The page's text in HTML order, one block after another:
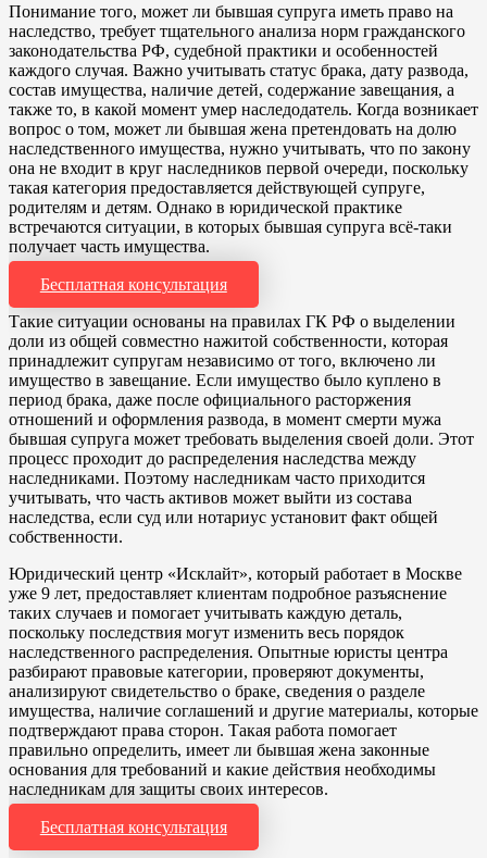
Понимание того, может ли бывшая супруга иметь право на
наследство, требует тщательного анализа норм гражданского
законодательства РФ, судебной практики и особенностей
каждого случая. Важно учитывать статус брака, дату развода,
состав имущества, наличие детей, содержание завещания, а
также то, в какой момент умер наследодатель. Когда возникает
вопрос о том, может ли бывшая жена претендовать на долю
наследственного имущества, нужно учитывать, что по закону
она не входит в круг наследников первой очереди, поскольку
такая категория предоставляется действующей супруге,
родителям и детям. Однако в юридической практике
встречаются ситуации, в которых бывшая супруга всё-таки
получает часть имущества.
Бесплатная консультация
Такие ситуации основаны на правилах ГК РФ о выделении
доли из общей совместно нажитой собственности, которая
принадлежит супругам независимо от того, включено ли
имущество в завещание. Если имущество было куплено в
период брака, даже после официального расторжения
отношений и оформления развода, в момент смерти мужа
бывшая супруга может требовать выделения своей доли. Этот
процесс проходит до распределения наследства между
наследниками. Поэтому наследникам часто приходится
учитывать, что часть активов может выйти из состава
наследства, если суд или нотариус установит факт общей
собственности.
Юридический центр «Исклайт», который работает в Москве
уже 9 лет, предоставляет клиентам подробное разъяснение
таких случаев и помогает учитывать каждую деталь,
поскольку последствия могут изменить весь порядок
наследственного распределения. Опытные юристы центра
разбирают правовые категории, проверяют документы,
анализируют свидетельство о браке, сведения о разделе
имущества, наличие соглашений и другие материалы, которые
подтверждают права сторон. Такая работа помогает
правильно определить, имеет ли бывшая жена законные
основания для требований и какие действия необходимы
наследникам для защиты своих интересов.
Бесплатная консультация